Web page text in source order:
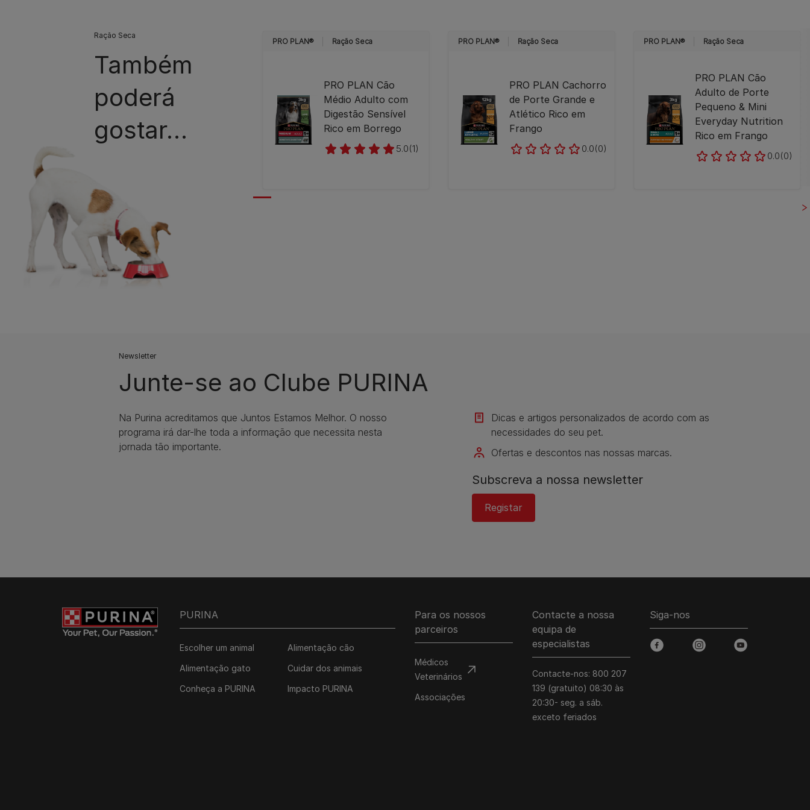
Ração Seca
Também
poderá
gostar…
PRO PLAN® Ração Seca
PRO PLAN Cão
Médio Adulto com
Digestão Sensível
Rico em Borrego
5.0(1)
PRO PLAN® Ração Seca
PRO PLAN Cachorro
de Porte Grande e
Atlético Rico em
Frango
0.0(0)
PRO PLAN® Ração Seca
PRO PLAN Cão
Adulto de Porte
Pequeno & Mini
Everyday Nutrition
Rico em Frango
0.0(0)
Newsletter
Junte-se ao Clube PURINA
Na Purina acreditamos que Juntos Estamos Melhor. O nosso
programa irá dar-lhe toda a informação que necessita nesta
jornada tão importante.
Dicas e artigos personalizados de acordo com as
necessidades do seu pet.
Ofertas e descontos nas nossas marcas.
Subscreva a nossa newsletter​
Registar
PURINA
Escolher um animal
Alimentação cão
Alimentação gato
Cuidar dos animais
Conheça a PURINA
Impacto PURINA
Para os nossos
parceiros
Médicos
Veterinários
Associações
Contacte a nossa
equipa de
especialistas
Contacte-nos: 800 207
139 (gratuito) 08:30 às
20:30- seg. a sáb.
exceto feriados
Siga-nos
facebookinstagramyoutube